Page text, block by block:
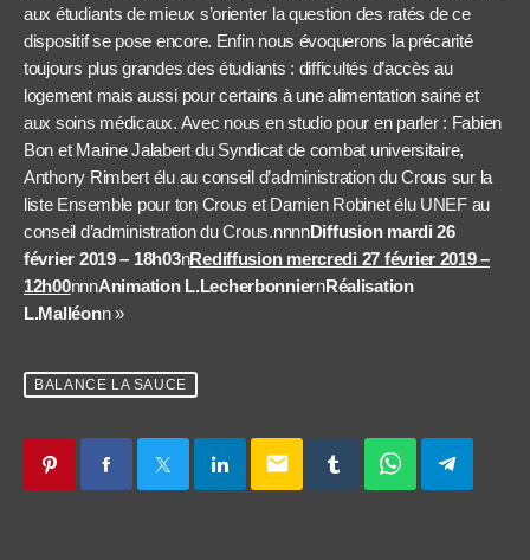
aux étudiants de mieux s’orienter la question des ratés de ce
dispositif se pose encore. Enfin nous évoquerons la précarité
toujours plus grandes des étudiants : difficultés d’accès au
logement mais aussi pour certains à une alimentation saine et
aux soins médicaux. Avec nous en studio pour en parler : Fabien
Bon et Marine Jalabert du Syndicat de combat universitaire,
Anthony Rimbert élu au conseil d’administration du Crous sur la
liste Ensemble pour ton Crous et Damien Robinet élu UNEF au
conseil d’administration du Crous.nnnnDiffusion mardi 26
février 2019 – 18h03nRediffusion mercredi 27 février 2019 –
12h00nnnAnimation L.LecherbonniernRéalisation
L.Malléonn »
BALANCE LA SAUCE
email